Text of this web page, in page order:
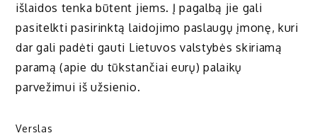
išlaidos tenka būtent jiems. Į pagalbą jie gali
pasitelkti pasirinktą laidojimo paslaugų įmonę, kuri
dar gali padėti gauti Lietuvos valstybės skiriamą
paramą (apie du tūkstančiai eurų) palaikų
parvežimui iš užsienio.
Verslas